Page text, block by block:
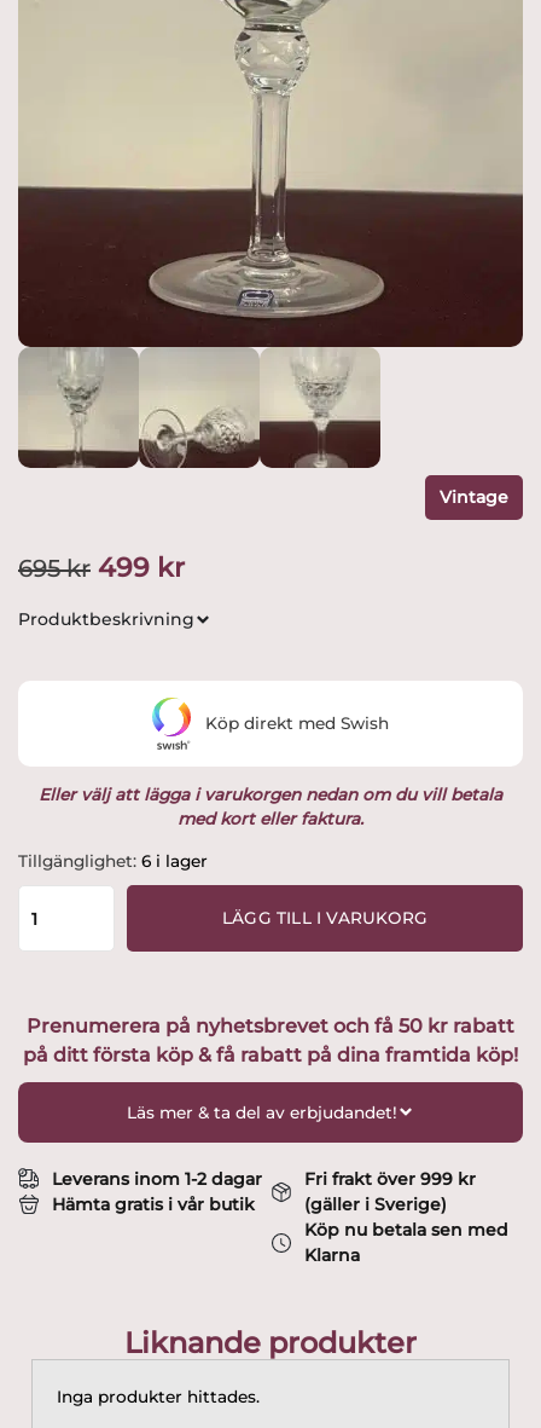
Vintage
695kr Det
ursprungliga
695 kr.
499 krDet
nuvarande
är:
499 kr.
Produktbeskrivning
Eller välj att lägga i varukorgen nedan om du vill betala
med kort eller faktura.
Tillgänglighet: 6 i lager
Fyrklövern
-
Christineholm
Cristall
Design
Sigvard
Bernadotte
LÄGG TILL I VARUKORG
Köp direkt med Swish
Prenumerera på nyhetsbrevet och få 50 kr rabatt
på ditt första köp & få rabatt på dina framtida köp!
Läs mer & ta del av erbjudandet!
Leverans inom 1-2 dagar
Hämta gratis i vår butik
Fri frakt över 999 kr
(gäller i Sverige)
Köp nu betala sen med
Klarna
Liknande produkter
Inga produkter hittades.